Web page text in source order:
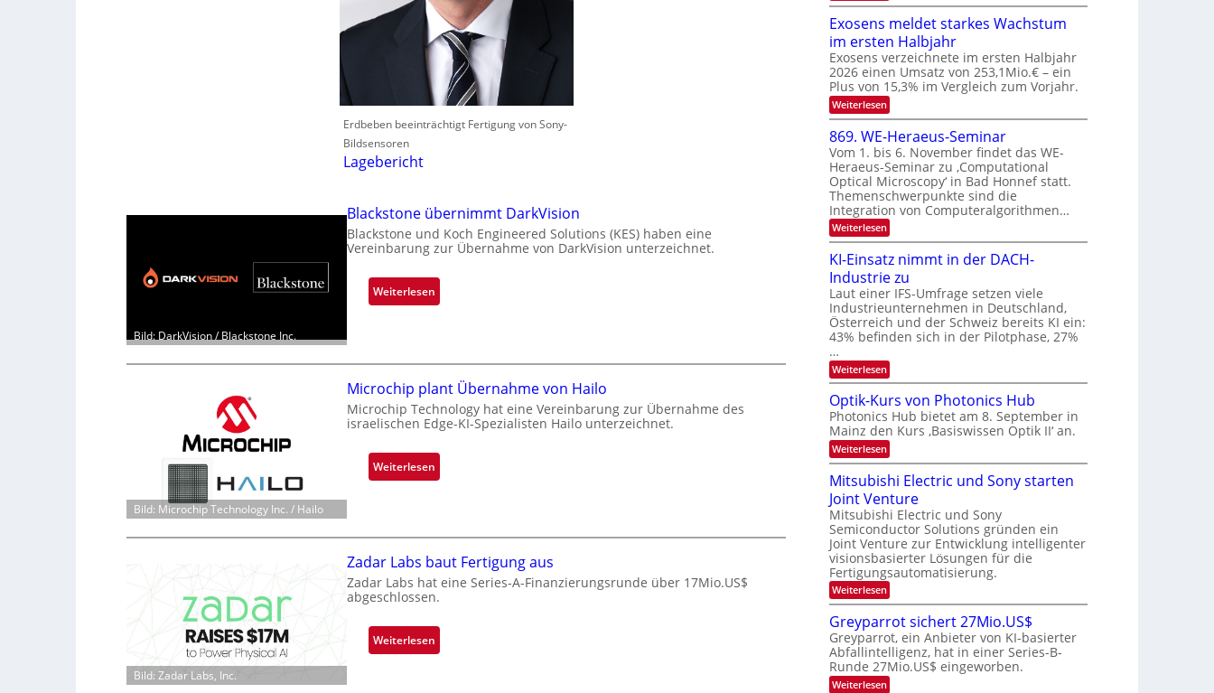
Erdbeben beeinträchtigt Fertigung von Sony-
Bildsensoren
Lagebericht
Bild: DarkVision / Blackstone Inc.
Blackstone übernimmt DarkVision
Blackstone und Koch Engineered Solutions (KES) haben eine
Vereinbarung zur Übernahme von DarkVision unterzeichnet.
Weiterlesen:
B
c
k
s
t
e
e
r
n
i
m
t
Bild: Microchip Technology Inc. / Hailo
Microchip plant Übernahme von Hailo
Microchip Technology hat eine Vereinbarung zur Übernahme des
israelischen Edge-KI-Spezialisten Hailo unterzeichnet.
Weiterlesen:
M
r
o
c
h
p
p
Bild: Zadar Labs, Inc.
Zadar Labs baut Fertigung aus
Zadar Labs hat eine Series-A-Finanzierungsrunde über 17Mio.US$
abgeschlossen.
Weiterlesen:
Z
k
I
S
I
O
N
2
0
2
6
k
t
r
o
n
i
k
-
u
n
d
B
i
l
d
v
e
r
a
r
b
e
i
t
u
n
g
s
-
T
r
e
n
d
s
W
n
n
d
i
e
K
I
m
i
t
d
e
n
k
t
Exosens meldet starkes Wachstum
im ersten Halbjahr
Exosens verzeichnete im ersten Halbjahr
2026 einen Umsatz von 253,1Mio.€ – ein
Plus von 15,3% im Vergleich zum Vorjahr.
Weiterlesen:
E
x
o
s
e
n
s
m
e
l
d
e
t
s
t
a
r
k
e
W
a
h
s
t
u
m
m
e
r
s
t
e
n
H
a
l
b
j
a
h
r
869. WE-Heraeus-Seminar
Vom 1. bis 6. November findet das WE-
Heraeus-Seminar zu ‚Computational
Optical Microscopy‘ in Bad Honnef statt.
Themenschwerpunkte sind die
Integration von Computeralgorithmen…
Weiterlesen:
8
9
.
W
E
-
H
e
a
e
s
-
S
e
m
i
n
a
r
KI-Einsatz nimmt in der DACH-
Industrie zu
Laut einer IFS-Umfrage setzen viele
Industrieunternehmen in Deutschland,
Österreich und der Schweiz bereits KI ein:
43% befinden sich in der Pilotphase, 27%
…
Weiterlesen:
K
-
E
i
n
s
a
t
z
n
i
m
m
t
i
n
d
e
r
D
A
C
H
-
Optik-Kurs von Photonics Hub
Photonics Hub bietet am 8. September in
Mainz den Kurs ‚Basiswissen Optik II‘ an.
Weiterlesen:
O
p
t
i
k
-
K
u
r
s
v
o
P
h
o
t
o
n
Mitsubishi Electric und Sony starten
Joint Venture
Mitsubishi Electric und Sony
Semiconductor Solutions gründen ein
Joint Venture zur Entwicklung intelligenter
visionsbasierter Lösungen für die
Fertigungsautomatisierung.
Weiterlesen:
M
t
s
u
b
i
s
Greyparrot sichert 27Mio.US$
Greyparrot, ein Anbieter von KI-basierter
Abfallintelligenz, hat in einer Series-B-
Runde 27Mio.US$ eingeworben.
Weiterlesen: